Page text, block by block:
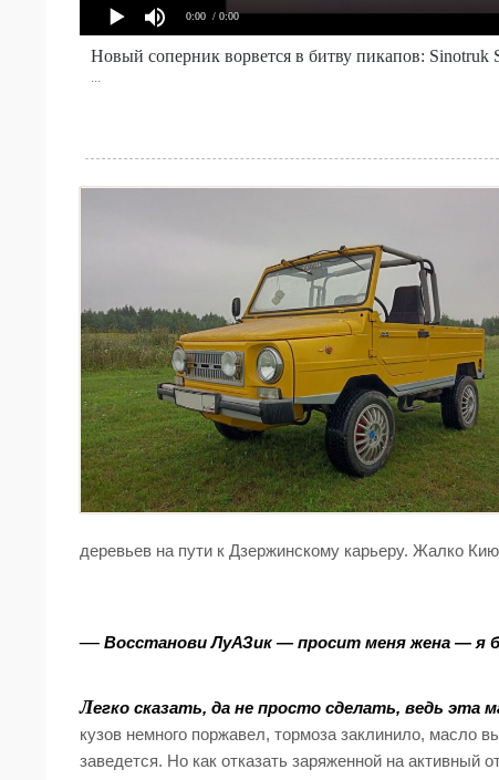
0:00 / 0:00
Новый соперник ворвется в битву пикапов: Sinotruk
деревьев на пути к Дзержинскому карьеру. Жалко
— Восстанови ЛуАЗик — просит меня жена — я
Легко сказать, да не просто сделать, ведь эта
кузов немного поржавел, тормоза заклинило, масло
заведется. Но как отказать заряженной на активный